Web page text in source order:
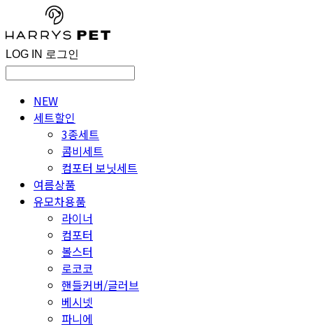
LOG IN 로그인
NEW
세트할인
3종세트
콤비세트
컴포터 보닛세트
여름상품
유모차용품
라이너
컴포터
볼스터
로코코
핸들커버/글러브
베시넷
파니에